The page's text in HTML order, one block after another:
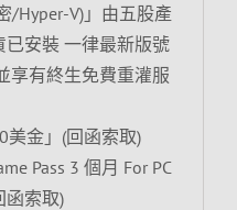
/Hyper-V)」由五股產
已安裝 一律最新版號
享有終生免費重灌服
美金」(回函索取)
Pass 3 個月 For PC
函索取)